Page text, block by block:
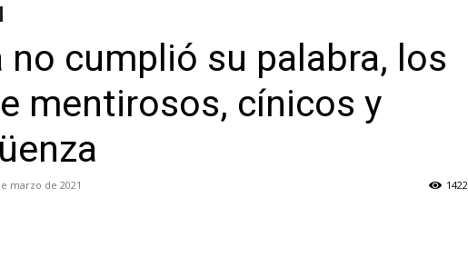
Evolución
no cumplió su palabra, los
mentirosos, cínicos y
marzo de 2021 1422